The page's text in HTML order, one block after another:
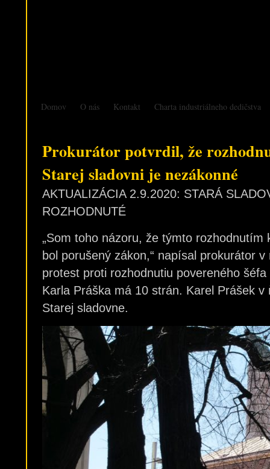
Domov O nás Kontakt Charta industriálneho dedičstva
Prokurátor potvrdil, že
Starej sladovni je nezákonné
AKTUALIZÁCIA 2.9.2020: STARÁ
ROZHODNUTÉ
„Som toho názoru, že týmto rozhodnutím
bol porušený zákon,“ napísal prokurátor
protest proti rozhodnutiu povereného
Karla Práška má 10 strán. Karel Prášek v
Starej sladovne.